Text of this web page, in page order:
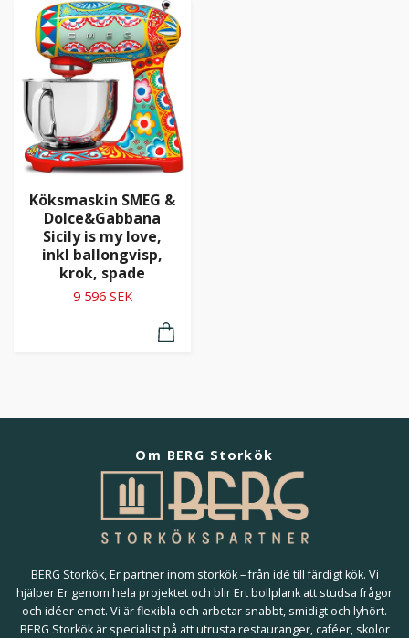
Köksmaskin SMEG &
Dolce&Gabbana
Sicily is my love,
inkl ballongvisp,
krok, spade
9 596 SEK
Om BERG Storkök
BERG Storkök, Er partner inom storkök – från idé till färdigt kök. Vi
hjälper Er genom hela projektet och blir Ert bollplank att studsa frågor
och idéer emot. Vi är flexibla och arbetar snabbt, smidigt och lyhört.
BERG Storkök är specialist på att utrusta restauranger, caféer, skolor